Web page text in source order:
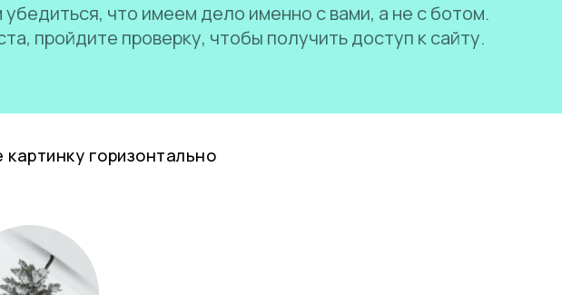
что имеем дело именно с вами, а не с ботом.
пройдите проверку, чтобы получить доступ к сайту.
картинку горизонтально